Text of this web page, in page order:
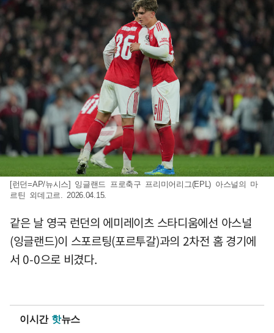
[런던=AP/뉴시스] 잉글랜드 프로축구 프리미어리그(EPL) 아스널의 마
르틴 외데고르. 2026.04.15.
같은 날 영국 런던의 에미레이츠 스타디움에선 아스널
(잉글랜드)이 스포르팅(포르투갈)과의 2차전 홈 경기에
서 0-0으로 비겼다.
이시간 핫뉴스